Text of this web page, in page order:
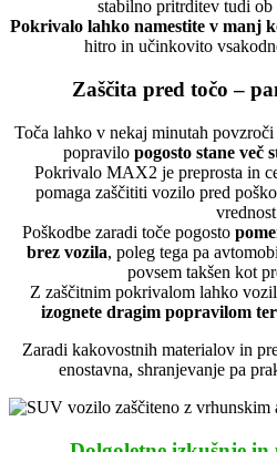
stabilno pritrditev tudi ob
Pokrivalo lahko namestite v manj
hitro in učinkovito
Zaščita pred točo –
Toča lahko v nekaj minutah
popravilo pogosto stane več
Pokrivalo MAX2 je preprosta in
pomaga zaščititi vozilo pred
Poškodbe zaradi toče pogosto
brez vozila, poleg tega pa
povsem takšen kot
Z zaščitnim pokrivalom lahko
izognete dragim popravilom
Zaradi kakovostnih materialov in
enostavna, shranjevanje pa